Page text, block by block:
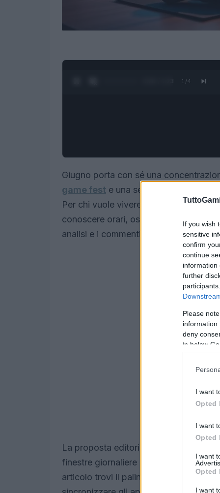
If you wish
sensitive
confirm
continue
information
further
Please
information
deny
in below
I want
Opted
I want
Opted
I want
Opted
I want
0:27 / 1:23 1 /4
Giugno porta con sé una
game fest e una serie di showcase
Per chi vuole vivere gli annunci in
conoscere orari, ospiti della redazione
analisi e i commenti live.
La proposta editoriale prevede una
finestre giornaliere dedicate a show
articolo trovi il palinsesto organizzato